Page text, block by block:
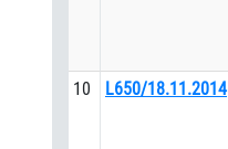
10 L650/18.11.2014